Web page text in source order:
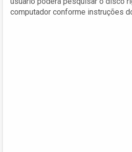
computador conforme instruções